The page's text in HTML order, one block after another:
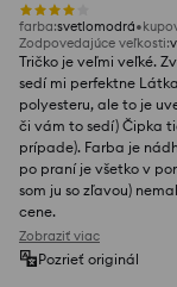
farba:svetlomodrá
Zodpovedajúce veľkosti:
Tričko je veľmi veľké.
sedí mi perfektne
polyesteru, ale to je
či vám to sedí) Čipka
prípade). Farba je
po praní je všetko v
som ju so zľavou)
cene.
Zobraziť viac
Pozrieť originál